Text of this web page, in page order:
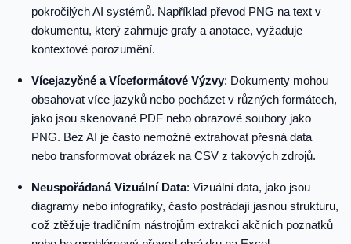
pokročilých AI systémů. Například převod PNG na text v
dokumentu, který zahrnuje grafy a anotace, vyžaduje
kontextové porozumění.
Vícejazyčné a Víceformátové Výzvy: Dokumenty mohou
obsahovat více jazyků nebo pocházet v různých formátech,
jako jsou skenované PDF nebo obrazové soubory jako
PNG. Bez AI je často nemožné extrahovat přesná data
nebo transformovat obrázek na CSV z takových zdrojů.
Neuspořádaná Vizuální Data: Vizuální data, jako jsou
diagramy nebo infografiky, často postrádají jasnou strukturu,
což ztěžuje tradičním nástrojům extrakci akčních poznatků